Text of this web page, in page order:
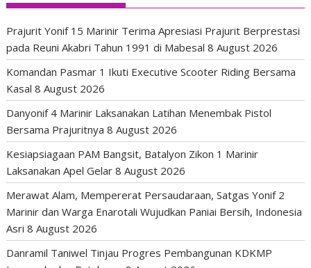
Prajurit Yonif 15 Marinir Terima Apresiasi Prajurit Berprestasi
pada Reuni Akabri Tahun 1991 di Mabesal 8 August 2026
Komandan Pasmar 1 Ikuti Executive Scooter Riding Bersama
Kasal 8 August 2026
Danyonif 4 Marinir Laksanakan Latihan Menembak Pistol
Bersama Prajuritnya 8 August 2026
Kesiapsiagaan PAM Bangsit, Batalyon Zikon 1 Marinir
Laksanakan Apel Gelar 8 August 2026
Merawat Alam, Mempererat Persaudaraan, Satgas Yonif 2
Marinir dan Warga Enarotali Wujudkan Paniai Bersih, Indonesia
Asri 8 August 2026
Danramil Taniwel Tinjau Progres Pembangunan KDKMP